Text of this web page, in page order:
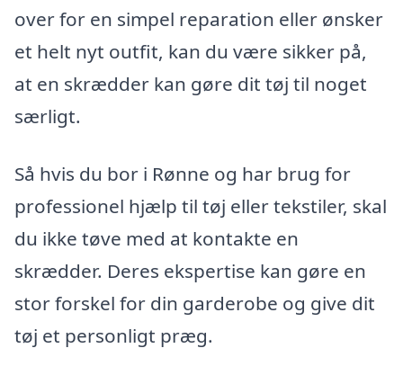
over for en simpel reparation eller ønsker
et helt nyt outfit, kan du være sikker på,
at en skrædder kan gøre dit tøj til noget
særligt.
Så hvis du bor i Rønne og har brug for
professionel hjælp til tøj eller tekstiler, skal
du ikke tøve med at kontakte en
skrædder. Deres ekspertise kan gøre en
stor forskel for din garderobe og give dit
tøj et personligt præg.